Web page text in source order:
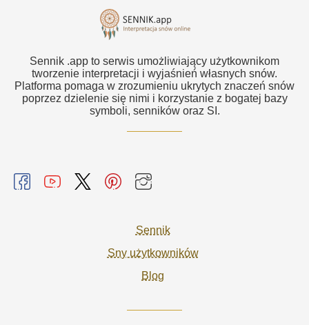
Sennik .app to serwis umożliwiający użytkownikom
tworzenie interpretacji i wyjaśnień własnych snów.
Platforma pomaga w zrozumieniu ukrytych znaczeń snów
poprzez dzielenie się nimi i korzystanie z bogatej bazy
symboli, senników oraz SI.
Sennik
Sny użytkowników
Blog